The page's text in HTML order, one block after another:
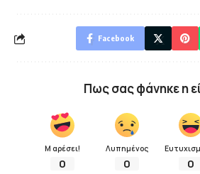
Facebook
Πως σας φάνηκε η
Μ αρέσει!
0
Λυπημένος
0 0